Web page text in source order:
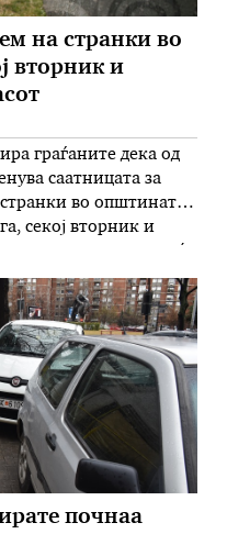
на странки во
вторник и
граѓаните дека од
саатницата за
во општината.
секој вторник и
наутро до 11:00
да се излезе …
почнаа